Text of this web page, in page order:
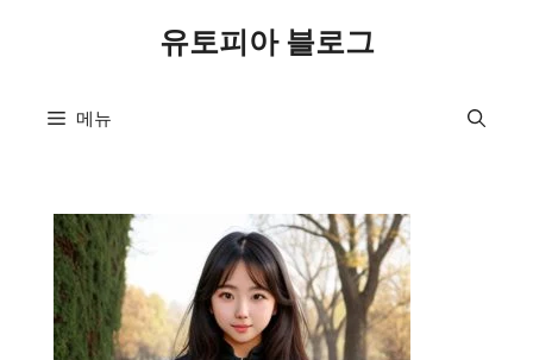
유토피아 블로그
메뉴